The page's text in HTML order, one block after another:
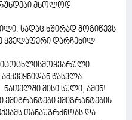
მხოლოდ
სადაც ხშირად მოგიწევს
ყველაფერი დარჩენილ
წასვლა.
ნათელში მისი სული, ამინ!
ემიგრანტების
თანაუგრძნობს და